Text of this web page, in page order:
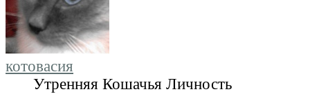
котовасия
Утренняя Кошачья Личность